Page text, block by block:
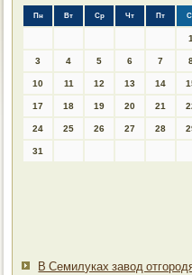
Пн Вт Ср Чт Пт
1
3 4 5 6 7
10 11 12 13 14
17 18 19 20 21
24 25 26 27 28
31
В Семилуках завод